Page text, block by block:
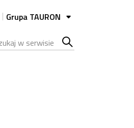
Grupa TAURON